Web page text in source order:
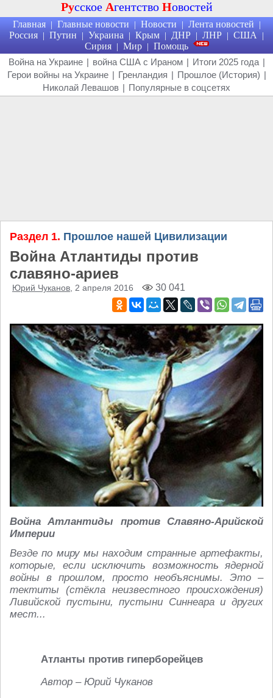
Русское Агентство Новостей
Главная | Главные новости | Новости | Лента новостей |
Россия | Путин | Украина | Крым | ДНР | ЛНР | США |
Сирия | Мир | Помощь
Война на Украине | война США с Ираном | Итоги 2025 года |
Герои войны на Украине | Гренландия | Прошлое (История) |
Николай Левашов | Популярные в соцсетях
Раздел 1. Прошлое нашей Цивилизации
Война Атлантиды против
славяно-ариев
Юрий Чуканов , 2 апреля 2016 30 041
Война Атлантиды против Славяно-Арийской
Империи
Везде по миру мы находим странные артефакты,
которые, если исключить возможность ядерной
войны в прошлом, просто необъяснимы. Это –
тектиты (стёкла неизвестного происхождения)
Ливийской пустыни, пустыни Синнеара и других
мест...
Атланты против гиперборейцев
Автор – Юрий Чуканов